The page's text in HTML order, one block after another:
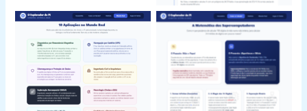
O Explorador do Pi O Explorador do Pi